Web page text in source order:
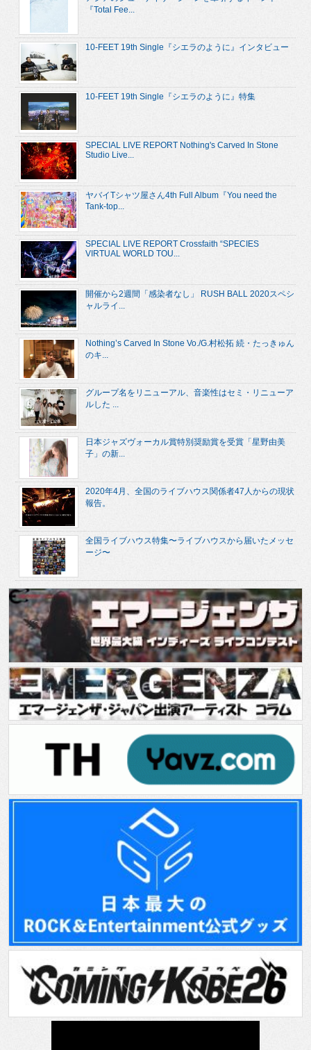
『Total Fee...
10-FEET 19th Single『シエラのように』インタビュー
10-FEET 19th Single『シエラのように』特集
SPECIAL LIVE REPORT Nothing's Carved In Stone
Studio Live...
ヤバイTシャツ屋さん4th Full Album『You need the
Tank-top...
SPECIAL LIVE REPORT Crossfaith “SPECIES
VIRTUAL WORLD TOU...
開催から2週間「感染者なし」 RUSH BALL 2020スペシ
ャルライ...
Nothing’s Carved In Stone Vo./G.村松拓 続・たっきゅん
のキ...
グループ名をリニューアル、音楽性はセミ・リニューア
ルした ...
日本ジャズヴォーカル賞特別奨励賞を受賞「星野由美
子」の新...
2020年4月、全国のライブハウス関係者47人からの現状
報告。
全国ライブハウス特集〜ライブハウスから届いたメッセ
ージ〜